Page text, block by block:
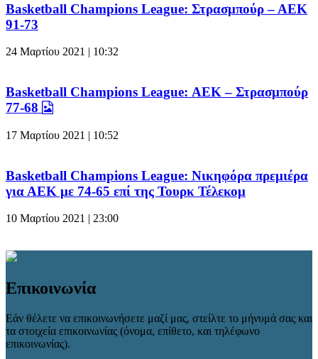
Basketball Champions League: Στρασμπούρ – ΑΕΚ
91-73
24 Μαρτίου 2021 | 10:32
Basketball Champions League: ΑΕΚ – Στρασμπούρ
77-68
17 Μαρτίου 2021 | 10:52
Basketball Champions League: Νικηφόρα πρεμιέρα
για ΑΕΚ με 74-65 επί της Τουρκ Τέλεκομ
10 Μαρτίου 2021 | 23:00
Επικοινωνία
Εάν θέλετε να επικοινωνήσετε μαζί μας, στείλτε το μήνυμά σας και
τα στοιχεία επικοινωνίας (όνομα, επίθετο, και τηλέφωνο
επικοινωνίας).